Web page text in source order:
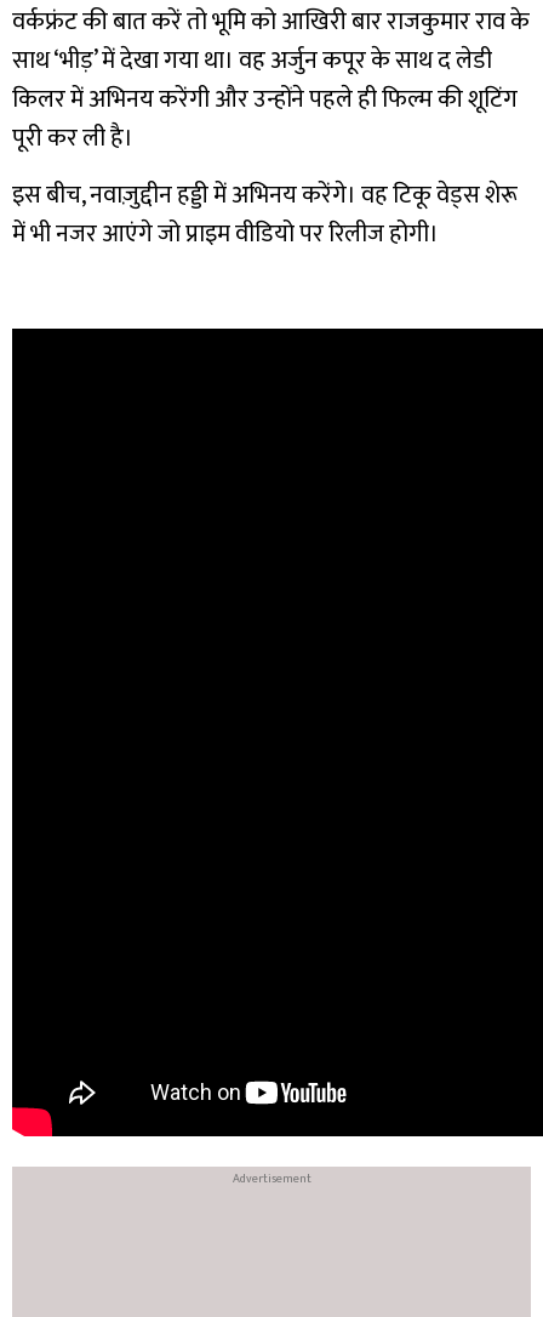
वर्कफ्रंट की बात करें तो भूमि को आखिरी बार राजकुमार राव के
साथ ‘भीड़’ में देखा गया था। वह अर्जुन कपूर के साथ द लेडी
किलर में अभिनय करेंगी और उन्होंने पहले ही फिल्म की शूटिंग
पूरी कर ली है।
इस बीच, नवाज़ुद्दीन हड्डी में अभिनय करेंगे। वह टिकू वेड्स शेरू
में भी नजर आएंगे जो प्राइम वीडियो पर रिलीज होगी।